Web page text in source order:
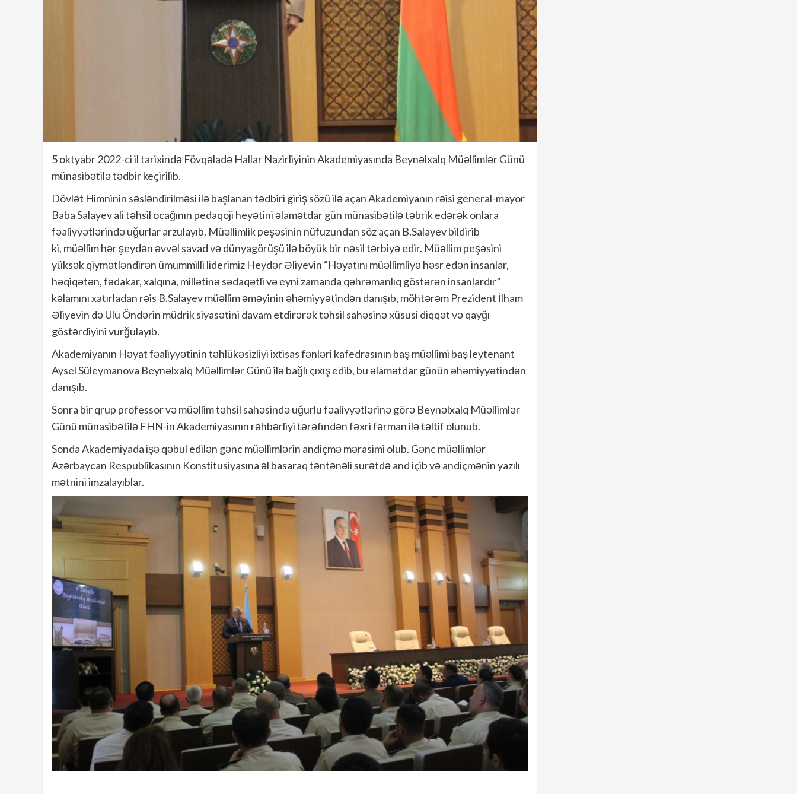
5 oktyabr 2022-ci il tarixində Fövqəladə Hallar Nazirliyinin Akademiyasında Beynəlxalq Müəllimlər Günü
münasibətilə tədbir keçirilib.
Dövlət Himninin səsləndirilməsi ilə başlanan tədbiri giriş sözü ilə açan Akademiyanın rəisi general-mayor
Baba Salayev ali təhsil ocağının pedaqoji heyətini əlamətdar gün münasibətilə təbrik edərək onlara
fəaliyyətlərində uğurlar arzulayıb. Müəllimlik peşəsinin nüfuzundan söz açan B.Salayev bildirib
ki, müəllim hər şeydən əvvəl savad və dünyagörüşü ilə böyük bir nəsil tərbiyə edir. Müəllim peşəsini
yüksək qiymətləndirən ümummilli liderimiz Heydər Əliyevin “Həyatını müəllimliyə həsr edən insanlar,
həqiqətən, fədakar, xalqına, millətinə sədaqətli və eyni zamanda qəhrəmanlıq göstərən insanlardır”
kəlamını xatırladan rəis B.Salayev müəllim əməyinin əhəmiyyətindən danışıb, möhtərəm Prezident İlham
Əliyevin də Ulu Öndərin müdrik siyasətini davam etdirərək təhsil sahəsinə xüsusi diqqət və qayğı
göstərdiyini vurğulayıb.
Akademiyanın Həyat fəaliyyətinin təhlükəsizliyi ixtisas fənləri kafedrasının baş müəllimi baş leytenant
Aysel Süleymanova Beynəlxalq Müəllimlər Günü ilə bağlı çıxış edib, bu əlamətdar günün əhəmiyyətindən
danışıb.
Sonra bir qrup professor və müəllim təhsil sahəsində uğurlu fəaliyyətlərinə görə Beynəlxalq Müəllimlər
Günü münasibətilə FHN-in Akademiyasının rəhbərliyi tərəfindən fəxri fərman ilə təltif olunub.
Sonda Akademiyada işə qəbul edilən gənc müəllimlərin andiçmə mərasimi olub. Gənc müəllimlər
Azərbaycan Respublikasının Konstitusiyasına əl basaraq təntənəli surətdə and içib və andiçmənin yazılı
mətnini imzalayıblar.